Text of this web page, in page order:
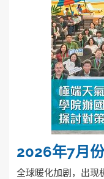
2026年7月
全球暖化加剧，出现